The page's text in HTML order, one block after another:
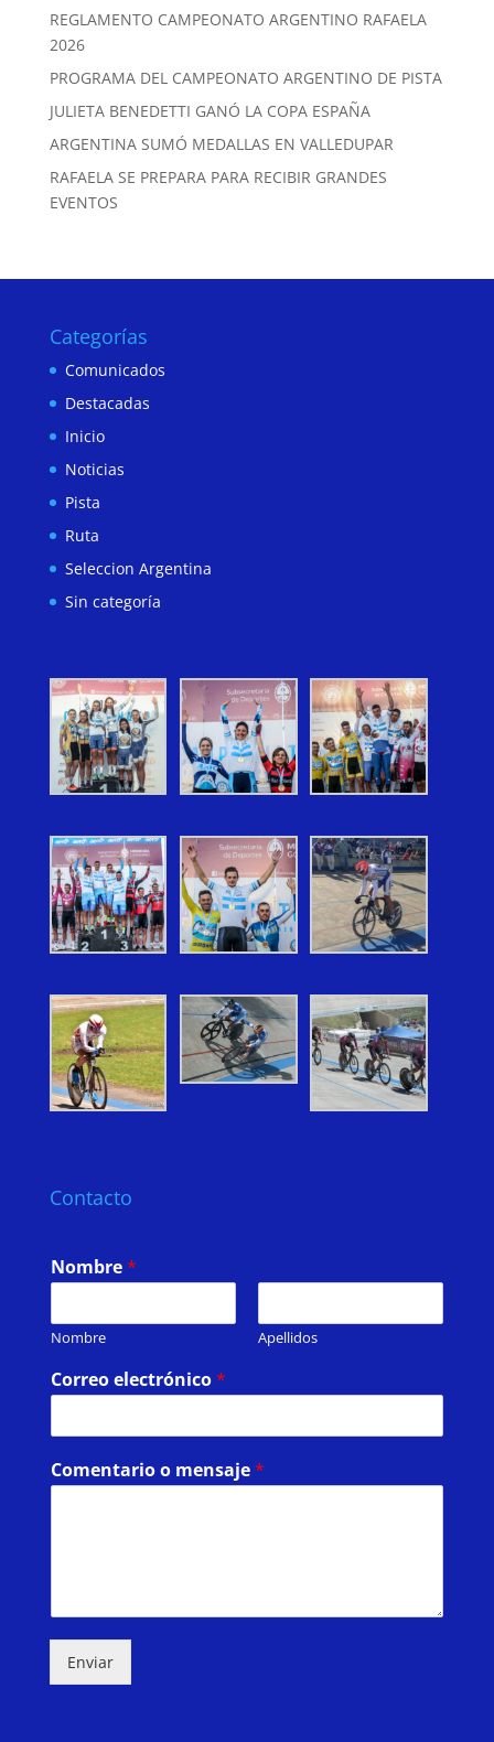
REGLAMENTO CAMPEONATO ARGENTINO RAFAELA
2026
PROGRAMA DEL CAMPEONATO ARGENTINO DE PISTA
JULIETA BENEDETTI GANÓ LA COPA ESPAÑA
ARGENTINA SUMÓ MEDALLAS EN VALLEDUPAR
RAFAELA SE PREPARA PARA RECIBIR GRANDES
EVENTOS
Categorías
Comunicados
Destacadas
Inicio
Noticias
Pista
Ruta
Seleccion Argentina
Sin categoría
Contacto
Nombre*
Nombre Apellidos
Correo electrónico*
Comentario o mensaje*
Enviar